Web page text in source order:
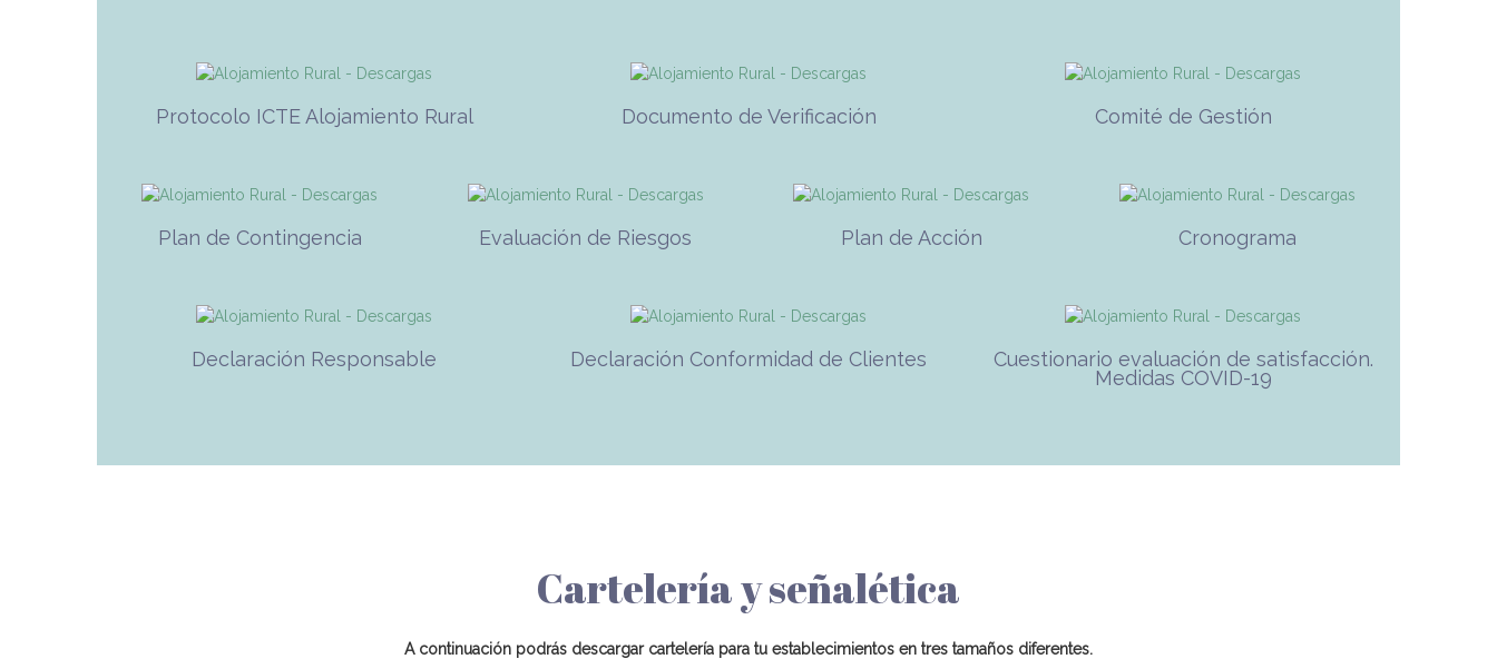
Protocolo ICTE Alojamiento Rural Documento de Verificación Comité de Gestión
Plan de Contingencia Evaluación de Riesgos Plan de Acción Cronograma
Declaración Responsable Declaración Conformidad de Clientes
Cuestionario evaluación de satisfacción.
Medidas COVID-19
Cartelería y señalética
A continuación podrás descargar cartelería para tu establecimientos en tres tamaños diferentes.